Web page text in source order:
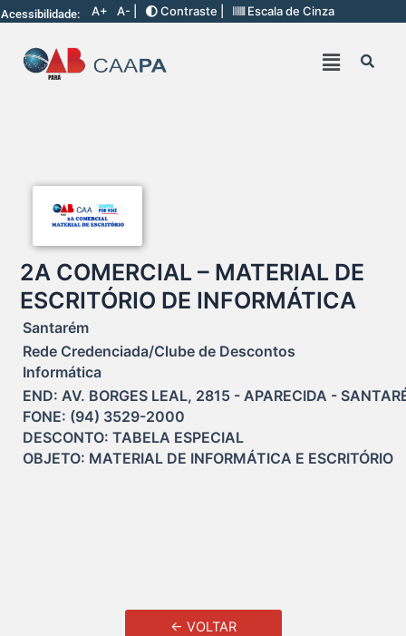
Acessibilidade: A+ A- | Contraste | Escala de Cinza
2A COMERCIAL – MATERIAL DE
ESCRITÓRIO DE INFORMÁTICA
Santarém
Rede Credenciada/Clube de Descontos
Informática
END: AV. BORGES LEAL, 2815 - APARECIDA -
FONE: (94) 3529-2000
DESCONTO: TABELA ESPECIAL
OBJETO: MATERIAL DE INFORMÁTICA E ESCRITÓRIO
← VOLTAR